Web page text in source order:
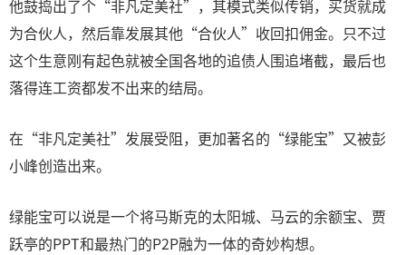
他鼓捣出了个“非凡定美社”，其模式类似传销，买货就成
为合伙人，然后靠发展其他“合伙人”收回扣佣金。只不过
这个生意刚有起色就被全国各地的追债人围追堵截，最后也
落得连工资都发不出来的结局。
在“非凡定美社”发展受阻，更加著名的“绿能宝”又被彭
小峰创造出来。
绿能宝可以说是一个将马斯克的太阳城、马云的余额宝、贾
跃亭的PPT和最热门的P2P融为一体的奇妙构想。